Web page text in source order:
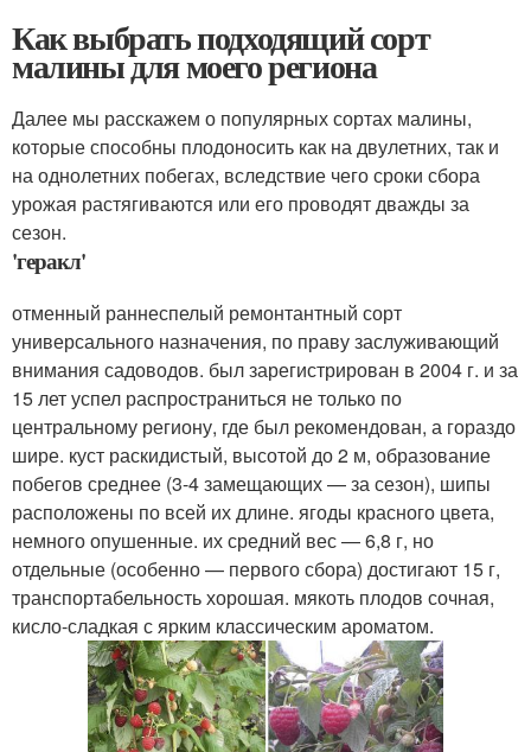
Как выбрать подходящий сорт
малины для моего региона
Далее мы расскажем о популярных сортах малины,
которые способны плодоносить как на двулетних, так и
на однолетних побегах, вследствие чего сроки сбора
урожая растягиваются или его проводят дважды за
сезон.
'геракл'
отменный раннеспелый ремонтантный сорт
универсального назначения, по праву заслуживающий
внимания садоводов. был зарегистрирован в 2004 г. и за
15 лет успел распространиться не только по
центральному региону, где был рекомендован, а гораздо
шире. куст раскидистый, высотой до 2 м, образование
побегов среднее (3-4 замещающих — за сезон), шипы
расположены по всей их длине. ягоды красного цвета,
немного опушенные. их средний вес — 6,8 г, но
отдельные (особенно — первого сбора) достигают 15 г,
транспортабельность хорошая. мякоть плодов сочная,
кисло-сладкая с ярким классическим ароматом.